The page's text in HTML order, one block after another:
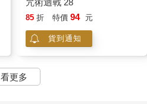
咒術迴戰 28
85 折 特價 94 元
貨到通知
看更多